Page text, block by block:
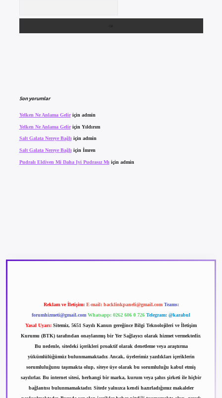
Son yorumlar
Yelken Ne Anlama Geliriçin admin
Yelken Ne Anlama Geliriçin Yıldırım
Salt Galata Nereye Bağlıiçin admin
Salt Galata Nereye Bağlı için İmren
Pudralı Eldiven Mi Daha Iyi Pudrasız Mı için admin
Reklam ve İletişim: E-mail: backlinkpaneli@gmail.com Teams:
forumhizmeti@gmail.com Whatsapp: 0262 606 0 726 Telegram: @karabul
Yasal Uyarı: Sitemiz, 5651 Sayılı Kanun gereğince Bilgi Teknolojileri ve İletişim
Kurumu (BTK) tarafından onaylanmış bir Yer Sağlayıcı olarak hizmet vermektedir.
Bu nedenle, sitedeki içerikleri proaktif olarak denetleme veya araştırma
yükümlülüğümüz bulunmamaktadır. Ancak, üyelerimiz yazdıkları içeriklerin
sorumluluğunu taşımakta olup, siteye üye olarak bu sorumluluğu kabul etmiş
sayılırlar. Bu internet sitesi, herhangi bir marka, kurum veya şahıs şirketi ile hiçbir
bağlantısı bulunmamaktadır. Sitede yalnızca kendi hazırladığımız makaleler